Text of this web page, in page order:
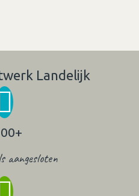
Landelijk
aangesloten